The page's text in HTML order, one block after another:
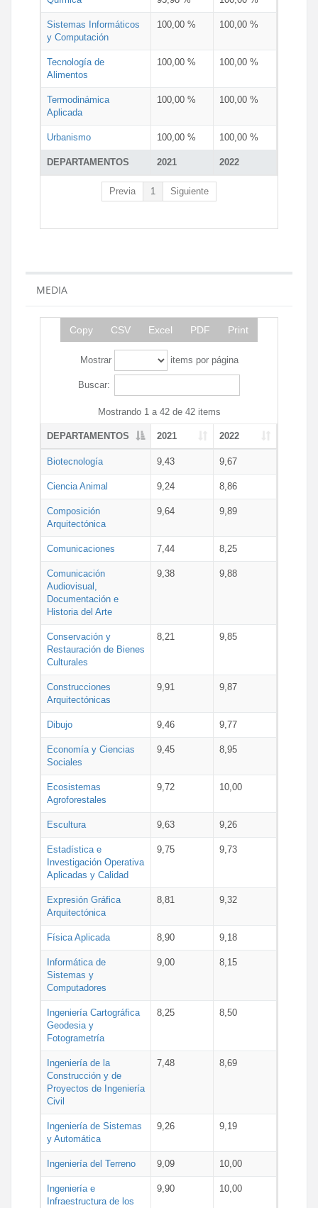
DEPARTAMENTOS 2021 2022
Sistemas Informáticos
y Computación
100,00 % 100,00 %
Tecnología de
Alimentos
100,00 % 100,00 %
Termodinámica
Aplicada
100,00 % 100,00 %
Urbanismo 100,00 % 100,00 %
Previa 1 Siguiente
MEDIA
Copy CSV Excel PDF Print
Mostrar items por página
Buscar:
Mostrando 1 a 42 de 42 items
DEPARTAMENTOS 2021 2022
Biotecnología 9,43 9,67
Ciencia Animal 9,24 8,86
Composición
Arquitectónica
9,64 9,89
Comunicaciones 7,44 8,25
Comunicación
Audiovisual,
Documentación e
Historia del Arte
9,38 9,88
Conservación y
Restauración de Bienes
Culturales
8,21 9,85
Construcciones
Arquitectónicas
9,91 9,87
Dibujo 9,46 9,77
Economía y Ciencias
Sociales
9,45 8,95
Ecosistemas
Agroforestales
9,72 10,00
Escultura 9,63 9,26
Estadística e
Investigación Operativa
Aplicadas y Calidad
9,75 9,73
Expresión Gráfica
Arquitectónica
8,81 9,32
Física Aplicada 8,90 9,18
Informática de
Sistemas y
Computadores
9,00 8,15
Ingeniería Cartográfica
Geodesia y
Fotogrametría
8,25 8,50
Ingeniería de la
Construcción y de
Proyectos de Ingeniería
Civil
7,48 8,69
Ingeniería de Sistemas
y Automática
9,26 9,19
Ingeniería del Terreno 9,09 10,00
Ingeniería e
Infraestructura de los
9,90 10,00